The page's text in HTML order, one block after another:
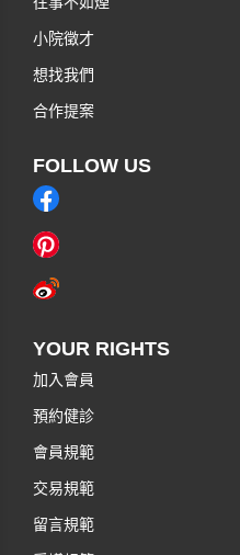
小院徵才
想找我們
合作提案
FOLLOW US
YOUR RIGHTS
加入會員
預約健診
會員規範
交易規範
留言規範